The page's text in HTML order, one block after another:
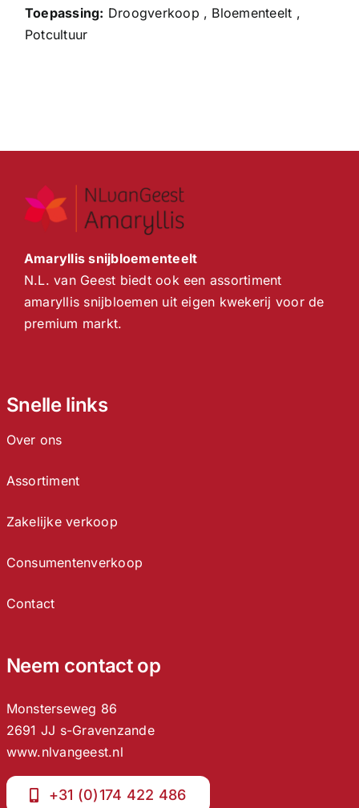
Toepassing: Droogverkoop , Bloementeelt ,
Potcultuur
Amaryllis snijbloementeelt
N.L. van Geest biedt ook een assortiment
amaryllis snijbloemen uit eigen kwekerij voor de
premium markt.
Snelle links
Over ons
Assortiment
Zakelijke verkoop
Consumentenverkoop
Contact
Neem contact op
Monsterseweg 86
2691 JJ s-Gravenzande
www.nlvangeest.nl
+31 (0)174 422 486